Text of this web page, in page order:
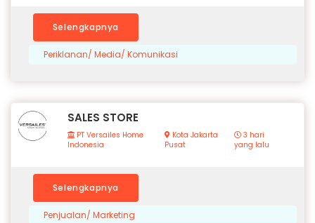
Selengkapnya
Periklanan/ Media/ Komunikasi
SALES STORE
PT Versailes Home
Indonesia
Kota Jakarta
Pusat
3 hari
yang lalu
Selengkapnya
Penjualan/ Marketing